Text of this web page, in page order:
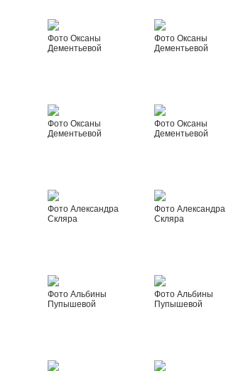
Фото Оксаны
Дементьевой
Фото Оксаны
Дементьевой
Фото Оксаны
Дементьевой
Фото Оксаны
Дементьевой
Фото Александра
Скляра
Фото Александра
Скляра
Фото Альбины
Пупышевой
Фото Альбины
Пупышевой